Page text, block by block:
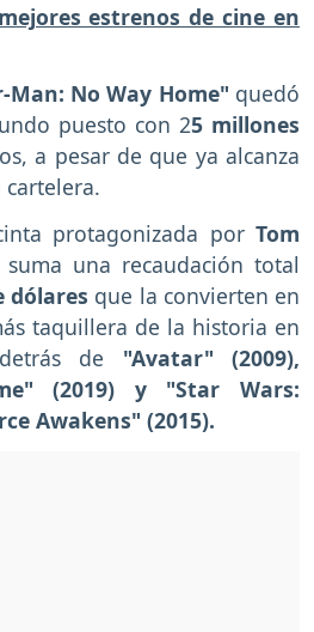
estrenos de cine en
Man: No Way Home" quedó
puesto con 25 millones
a pesar de que ya alcanza
protagonizada por Tom
suma una recaudación total
dólares que la convierten en
taquillera de la historia en
de "Avatar" (2009),
(2019) y "Star Wars:
Awakens" (2015).